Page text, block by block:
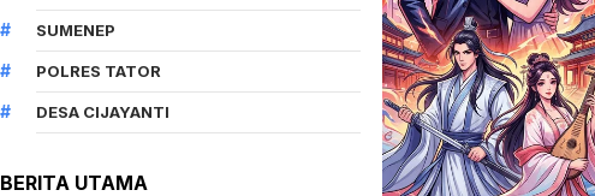
SUMENEP
POLRES TATOR
DESA CIJAYANTI
BERITA UTAMA